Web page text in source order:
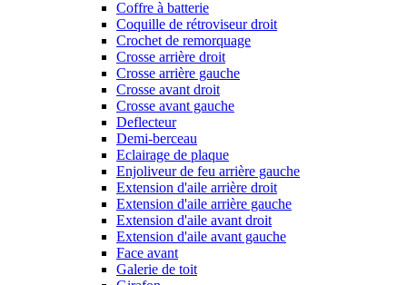
Coffre à batterie
Coquille de rétroviseur droit
Crochet de remorquage
Crosse arrière droit
Crosse arrière gauche
Crosse avant droit
Crosse avant gauche
Deflecteur
Demi-berceau
Eclairage de plaque
Enjoliveur de feu arrière gauche
Extension d'aile arrière droit
Extension d'aile arrière gauche
Extension d'aile avant droit
Extension d'aile avant gauche
Face avant
Galerie de toit